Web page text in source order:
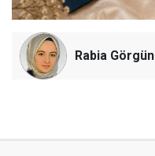
Rabia Görgün